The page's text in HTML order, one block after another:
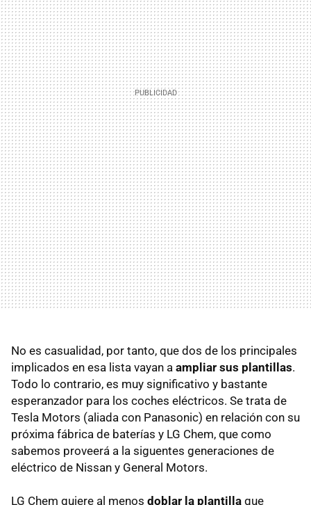
No es casualidad, por tanto, que dos de los principales
implicados en esa lista vayan a ampliar sus plantillas.
Todo lo contrario, es muy significativo y bastante
esperanzador para los coches eléctricos. Se trata de
Tesla Motors (aliada con Panasonic) en relación con su
próxima fábrica de baterías y LG Chem, que como
sabemos proveerá a la siguentes generaciones de
eléctrico de Nissan y General Motors.
LG Chem quiere al menos doblar la plantilla que